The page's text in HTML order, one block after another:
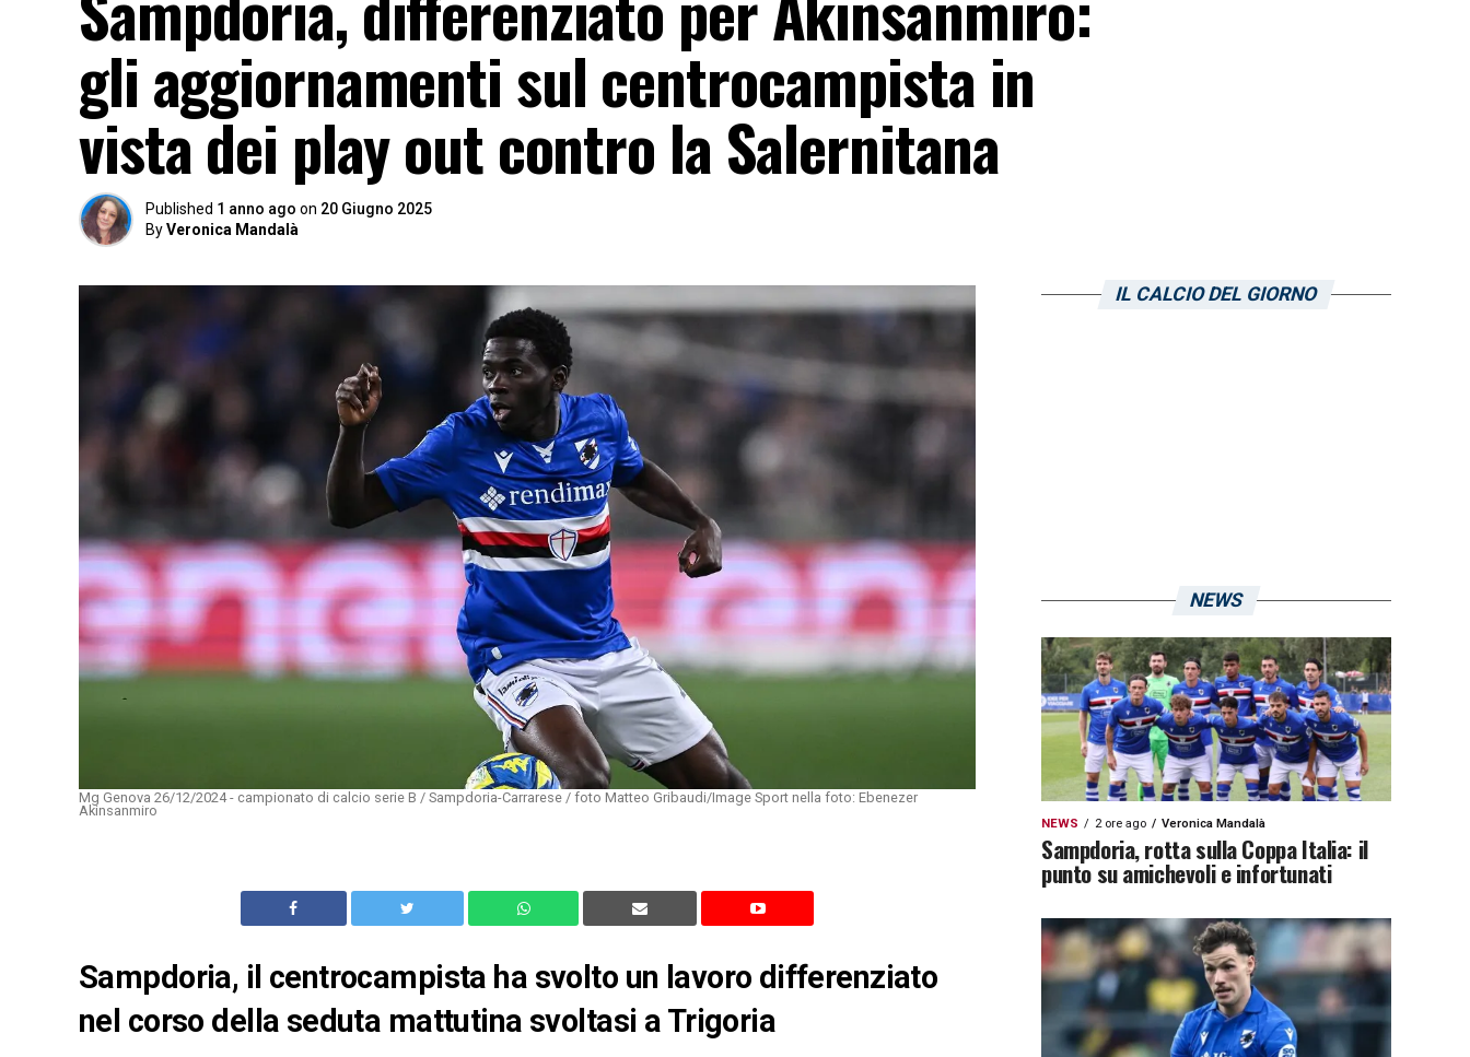
gli aggiornamenti sul centrocampista in
vista dei play out contro la Salernitana
Published 1 anno ago on 20 Giugno 2025
ByVeronica Mandalà
Mg Genova 26/12/2024 - campionato di calcio serie B / Sampdoria-Carrarese / foto Matteo Gribaudi/Image Sport nella foto: Ebenezer
Akinsanmiro
Sampdoria, il centrocampista ha svolto un lavoro differenziato
nel corso della seduta mattutina svoltasi a Trigoria
IL CALCIO DEL GIORNO
NEWS
NEWS 2 ore ago Veronica Mandalà
Sampdoria, rotta sulla Coppa Italia: il
punto su amichevoli e infortunati